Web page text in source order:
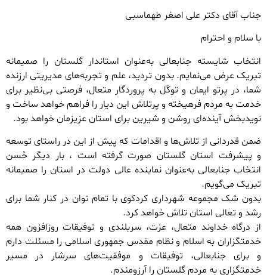
جناب آقای دکتر علی اصغر طهماسبی
با سلام و احترام
انتخاب شایسته جنابعالی به‌عنوان استاندار گلستان را صمیمانه
تبریک عرض می‌نمایم. بدون تردید، علم و تجربه‌های مدیریتی ارزنده
شما، در پرتو ایمان و توکّل به پروردگار متعال، فرصتی بی‌نظیر برای
خدمت به مردم فرهیخته و پرتلاش این دیار را فراهم خواهد ساخت و
نویدبخش آینده‌ای روشن و شیرین برای استان عزیزمان خواهد بود.
ضمن قدردانی از تلاش‌ها و اقدامات که پیش از این در راستای توسعه
و پیشرفت استان گلستان صورت گرفته است ، بار دیگر حُسن
انتخاب جنابعالی به‌عنوان نماینده عالی دولت در استان را صمیمانه
تبریک می‌گویم.
بدون شک مجموعه شهرداری کردکوی با تمام توان در کنار شما برای
رشد و تعالی استان تلاش خواهد کرد.
از درگاه خداوند متعال، عزت، سربلندی و توفیقات روزافزون همه
خدمتگزاران به اسلام و نظام مقدس جمهوری اسلامی را مسئلت دارم
و برای جنابعالی، توفیقات و موفقیت‌های سرشار در مسیر
خدمتگزاری به مردم گلستان را آرزومندم.